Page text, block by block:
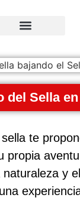
del Sella
te
propia
naturaleza y